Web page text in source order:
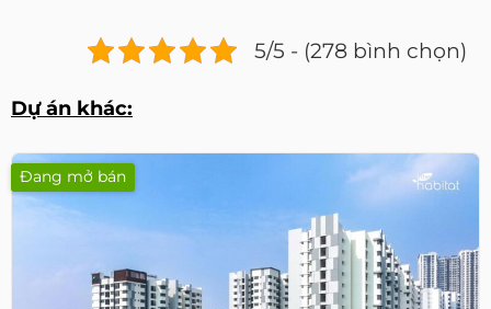
5/5 - (278 bình chọn)
Dự án khác:
Đang mở bán